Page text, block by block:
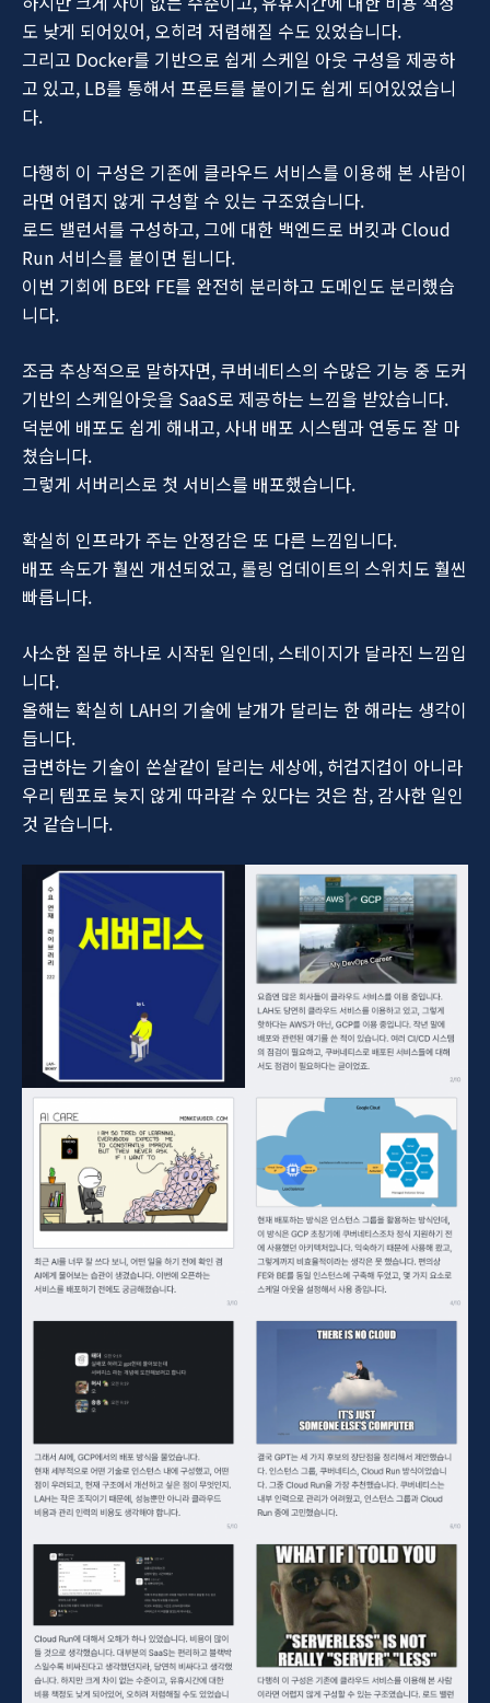
도 낮게 되어있어, 오히려 저렴해질 수도 있었습니다.
그리고 Docker를 기반으로 쉽게 스케일 아웃 구성을 제공하
고 있고, LB를 통해서 프론트를 붙이기도 쉽게 되어있었습니
다.
다행히 이 구성은 기존에 클라우드 서비스를 이용해 본 사람이
라면 어렵지 않게 구성할 수 있는 구조였습니다.
로드 밸런서를 구성하고, 그에 대한 백엔드로 버킷과 Cloud
Run 서비스를 붙이면 됩니다.
이번 기회에 BE와 FE를 완전히 분리하고 도메인도 분리했습
니다.
조금 추상적으로 말하자면, 쿠버네티스의 수많은 기능 중 도커
기반의 스케일아웃을 SaaS로 제공하는 느낌을 받았습니다.
덕분에 배포도 쉽게 해내고, 사내 배포 시스템과 연동도 잘 마
쳤습니다.
그렇게 서버리스로 첫 서비스를 배포했습니다.
확실히 인프라가 주는 안정감은 또 다른 느낌입니다.
배포 속도가 훨씬 개선되었고, 롤링 업데이트의 스위치도 훨씬
빠릅니다.
사소한 질문 하나로 시작된 일인데, 스테이지가 달라진 느낌입
니다.
올해는 확실히 LAH의 기술에 날개가 달리는 한 해라는 생각이
듭니다.
급변하는 기술이 쏜살같이 달리는 세상에, 허겁지겁이 아니라
우리 템포로 늦지 않게 따라갈 수 있다는 것은 참, 감사한 일인
것 같습니다.